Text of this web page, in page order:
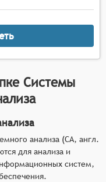
Системы
анализа (СА, англ.
для анализа и
систем,